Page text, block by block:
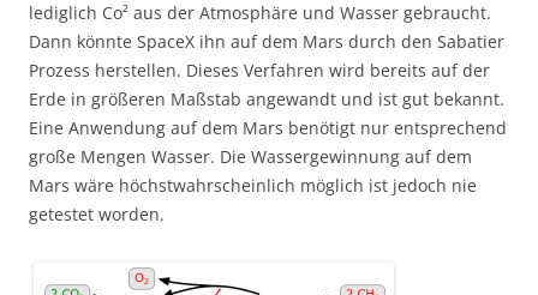
lediglich Co² aus der Atmosphäre und Wasser gebraucht.
Dann könnte SpaceX ihn auf dem Mars durch den Sabatier
Prozess herstellen. Dieses Verfahren wird bereits auf der
Erde in größeren Maßstab angewandt und ist gut bekannt.
Eine Anwendung auf dem Mars benötigt nur entsprechend
große Mengen Wasser. Die Wassergewinnung auf dem
Mars wäre höchstwahrscheinlich möglich ist jedoch nie
getestet worden.